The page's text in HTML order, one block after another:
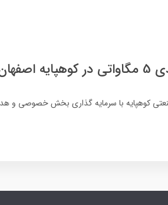
در شهرک صنعتی کوهپایه با سرمایه گذاری بخش خصوصی